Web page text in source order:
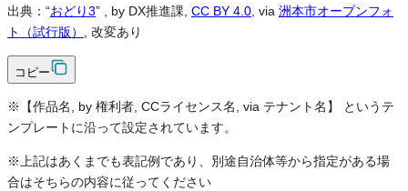
出典：“おどり3” , by DX推進課, CC BY 4.0 , via 洲本市オープンフォ
ト（試行版）
, 改変あり
コピー
※【作品名, by 権利者, CCライセンス名, via テナント名】 というテ
ンプレートに沿って設定されています。
※上記はあくまでも表記例であり、別途自治体等から指定がある場
合はそちらの内容に従ってください